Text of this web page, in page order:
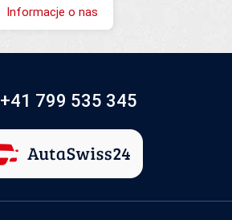
Informacje o nas
+41 799 535 345